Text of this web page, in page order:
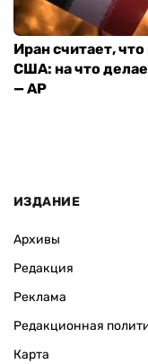
Иран считает,
США: на что
— AP
ИЗДАНИЕ
Архивы
Редакция
Реклама
Редакционная
Карта